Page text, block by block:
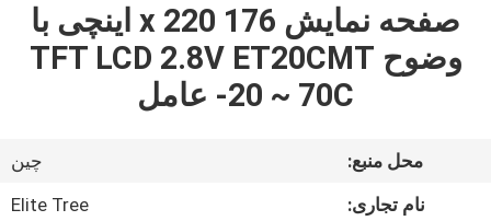
خانه
صفحه نمایش 176 x 220 اینچی با
وضوح TFT LCD 2.8V ET20CMT
-20 ~ 70C عامل
محل منبع:
چین
نام تجاری:
Elite Tree